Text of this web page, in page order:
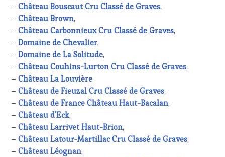
–Château Bouscaut Cru Classé de Graves,
–Château Brown,
–Château Carbonnieux Cru Classé de Graves,
–Domaine de Chevalier,
–Domaine de La Solitude,
–Château Couhins-Lurton Cru Classé de Graves,
–Château La Louvière,
–Château de Fieuzal Cru Classé de Graves,
–Château de France Château Haut-Bacalan,
–Château d’Eck,
–Château Larrivet Haut-Brion,
–Château Latour-Martillac Cru Classé de Graves,
–Château Léognan,